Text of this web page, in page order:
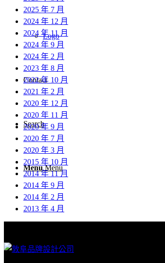
Logo
Contact
Search
Menu Menu
2025 年 7 月
2024 年 12 月
2024 年 11 月
2024 年 9 月
2024 年 2 月
2023 年 8 月
2022 年 10 月
2021 年 2 月
2020 年 12 月
2020 年 11 月
2020 年 9 月
2020 年 7 月
2020 年 3 月
2015 年 10 月
2014 年 11 月
2014 年 9 月
2014 年 2 月
2013 年 4 月